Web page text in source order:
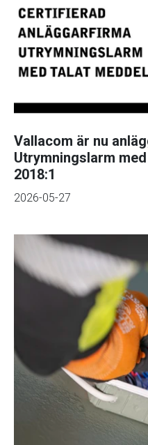
Vallacom är nu
Utrymningslarm
2018:1
2026-05-27